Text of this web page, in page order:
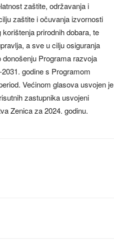
zaštite, održavanja i
zaštite i očuvanja izvornosti
prirodnih dobara, te
a sve u cilju osiguranja
Programa razvoja
godine s Programom
Većinom glasova usvojen je
zastupnika usvojeni
Zenica za 2024. godinu.